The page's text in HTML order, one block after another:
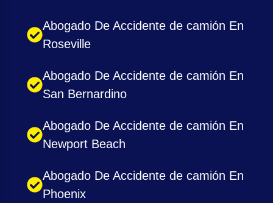
Abogado De Accidente de camión En
Roseville
Abogado De Accidente de camión En
San Bernardino
Abogado De Accidente de camión En
Newport Beach
Abogado De Accidente de camión En
Phoenix